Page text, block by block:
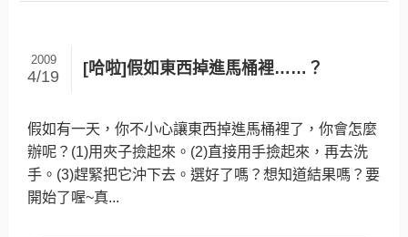
[哈啦]假如東西掉進馬桶裡……？
2009
4/19
假如有一天，你不小心讓東西掉進馬桶裡了，你會怎麼
辦呢？(1)用夾子撿起來。(2)直接用手撿起來，再去洗
手。(3)趕緊把它沖下去。選好了嗎？想知道結果嗎？要
開始了喔~真...